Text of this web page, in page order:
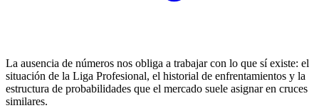
La ausencia de números nos obliga a trabajar con lo que sí existe: el
situación de la Liga Profesional, el historial de enfrentamientos y la
estructura de probabilidades que el mercado suele asignar en cruces
similares.